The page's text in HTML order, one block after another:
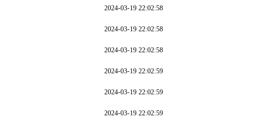
2024-03-19 22:02:58
2024-03-19 22:02:58
2024-03-19 22:02:58
2024-03-19 22:02:59
2024-03-19 22:02:59
2024-03-19 22:02:59